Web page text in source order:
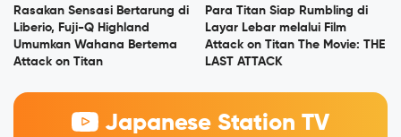
Rasakan Sensasi Bertarung di
Liberio, Fuji-Q Highland
Umumkan Wahana Bertema
Attack on Titan
Para Titan Siap Rumbling di
Layar Lebar melalui Film
Attack on Titan The Movie: THE
LAST ATTACK
Japanese Station TV